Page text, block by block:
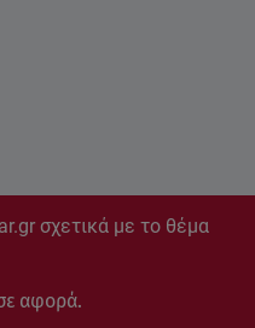
σχετικά με το θέμα
αφορά.